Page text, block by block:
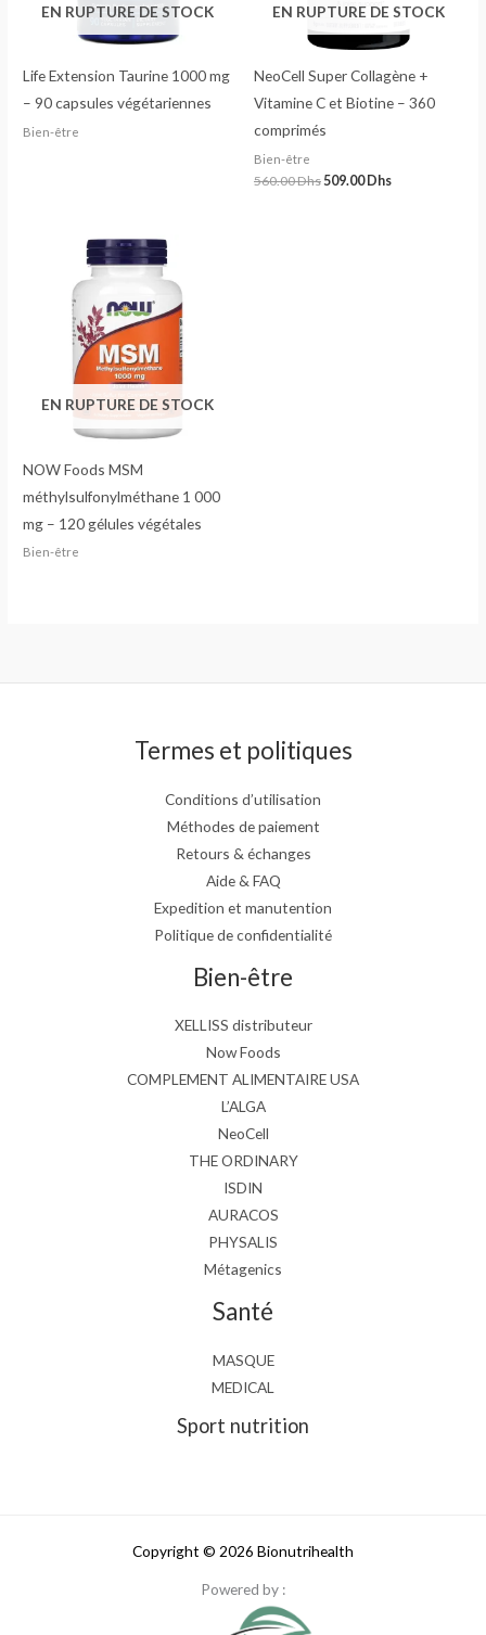
EN RUPTURE DE STOCK
Life Extension Taurine 1000 mg
– 90 capsules végétariennes
Bien-être
EN RUPTURE DE STOCK
NeoCell Super Collagène +
Vitamine C et Biotine – 360
comprimés
Bien-être
560.00Dhs509.00 Dhs
EN RUPTURE DE STOCK
NOW Foods MSM
méthylsulfonylméthane 1 000
mg – 120 gélules végétales
Bien-être
Termes et politiques
Conditions d’utilisation
Méthodes de paiement
Retours & échanges
Aide & FAQ
Expedition et manutention
Politique de confidentialité
Bien-être
XELLISS distributeur
Now Foods
COMPLEMENT ALIMENTAIRE USA
L’ALGA
NeoCell
THE ORDINARY
ISDIN
AURACOS
PHYSALIS
Métagenics
Santé
MASQUE
MEDICAL
Sport nutrition
Copyright © 2026 Bionutrihealth
Powered by :